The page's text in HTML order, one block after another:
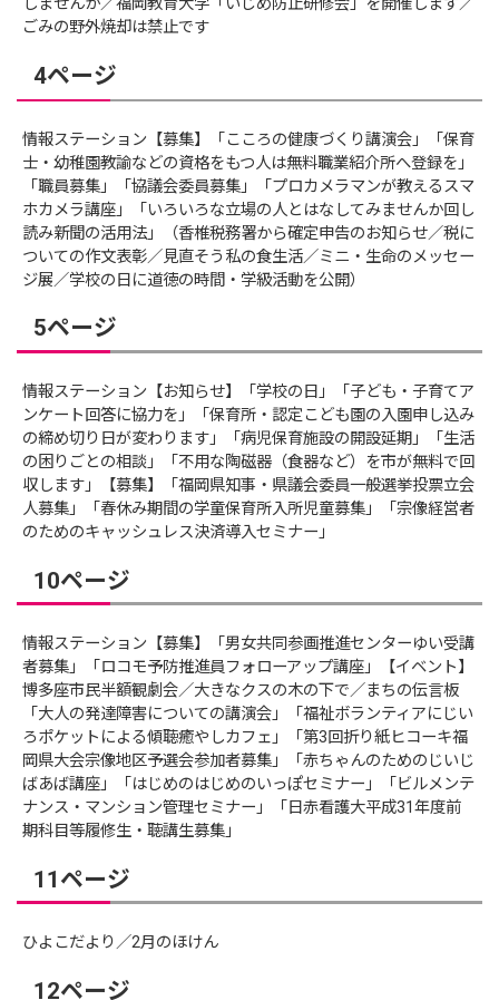
しませんか／福岡教育大学「いじめ防止研修会」を開催します／
ごみの野外焼却は禁止です
4ページ
情報ステーション【募集】「こころの健康づくり講演会」「保育
士・幼稚園教諭などの資格をもつ人は無料職業紹介所へ登録を」
「職員募集」「協議会委員募集」「プロカメラマンが教えるスマ
ホカメラ講座」「いろいろな立場の人とはなしてみませんか回し
読み新聞の活用法」（香椎税務署から確定申告のお知らせ／税に
ついての作文表彰／見直そう私の食生活／ミニ・生命のメッセー
ジ展／学校の日に道徳の時間・学級活動を公開）
5ページ
情報ステーション【お知らせ】「学校の日」「子ども・子育てア
ンケート回答に協力を」「保育所・認定こども園の入園申し込み
の締め切り日が変わります」「病児保育施設の開設延期」「生活
の困りごとの相談」「不用な陶磁器（食器など）を市が無料で回
収します」【募集】「福岡県知事・県議会委員一般選挙投票立会
人募集」「春休み期間の学童保育所入所児童募集」「宗像経営者
のためのキャッシュレス決済導入セミナー」
10ページ
情報ステーション【募集】「男女共同参画推進センターゆい受講
者募集」「ロコモ予防推進員フォローアップ講座」【イベント】
博多座市民半額観劇会／大きなクスの木の下で／まちの伝言板
「大人の発達障害についての講演会」「福祉ボランティアにじい
ろポケットによる傾聴癒やしカフェ」「第3回折り紙ヒコーキ福
岡県大会宗像地区予選会参加者募集」「赤ちゃんのためのじいじ
ばあば講座」「はじめのはじめのいっぽセミナー」「ビルメンテ
ナンス・マンション管理セミナー」「日赤看護大平成31年度前
期科目等履修生・聴講生募集」
11ページ
ひよこだより／2月のほけん
12ページ